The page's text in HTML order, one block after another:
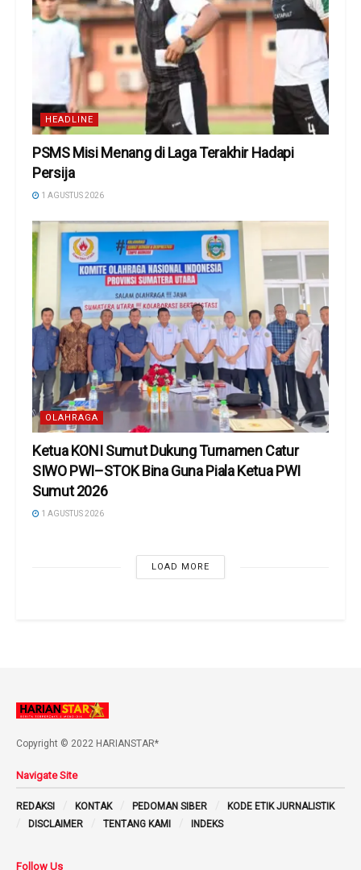
HEADLINE
PSMS Misi Menang di Laga Terakhir Hadapi
Persija
1 AGUSTUS 2026
OLAHRAGA
Ketua KONI Sumut Dukung Turnamen Catur
SIWO PWI–STOK Bina Guna Piala Ketua PWI
Sumut 2026
1 AGUSTUS 2026
LOAD MORE
Copyright © 2022 HARIANSTAR*
Navigate Site
REDAKSI KONTAK PEDOMAN SIBER
KODE ETIK JURNALISTIK
DISCLAIMER
TENTANG KAMI INDEKS
Follow Us